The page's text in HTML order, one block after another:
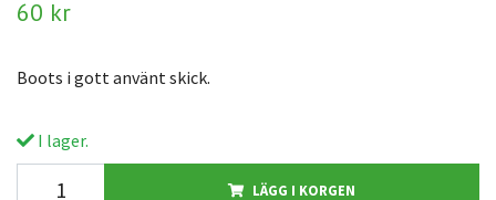
60 kr
Boots i gott använt skick.
I lager.
LÄGG I KORGEN